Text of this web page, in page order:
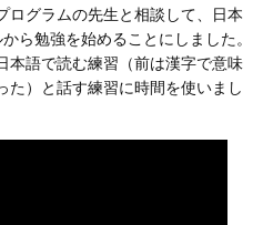
ログラムの先生と相談して、日本
ら勉強を始めることにしました。
本語で読む練習（前は漢字で意味
た）と話す練習に時間を使いまし